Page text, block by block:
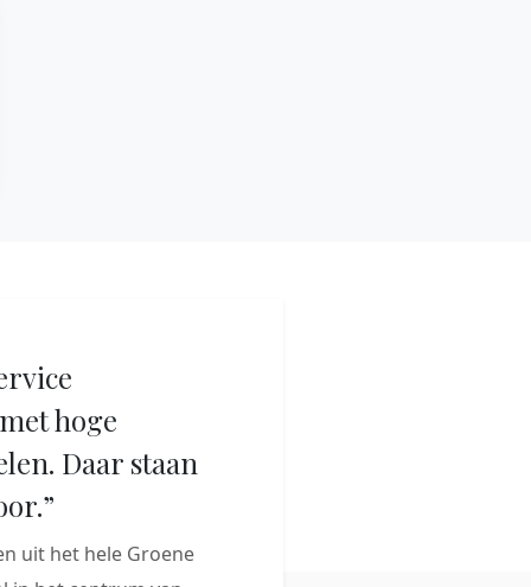
hoge
Daar staan
uit het hele Groene